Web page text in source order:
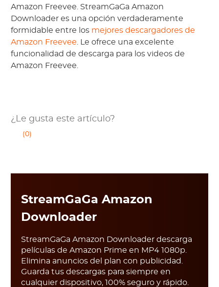
Amazon Freevee. StreamGaGa Amazon
Downloader es una opción verdaderamente
formidable entre los mejores descargadores de
Amazon Freevee . Le ofrece una excelente
funcionalidad de descarga para los videos de
Amazon Freevee.
¿Le gusta este artículo?
(0)
StreamGaGa Amazon
Downloader
StreamGaGa Amazon Downloader descarga
películas de Amazon Prime en MP4 1080p.
Elimina anuncios del plan con publicidad.
Guarda tus descargas para siempre en
cualquier dispositivo, 100% seguro y rápido.